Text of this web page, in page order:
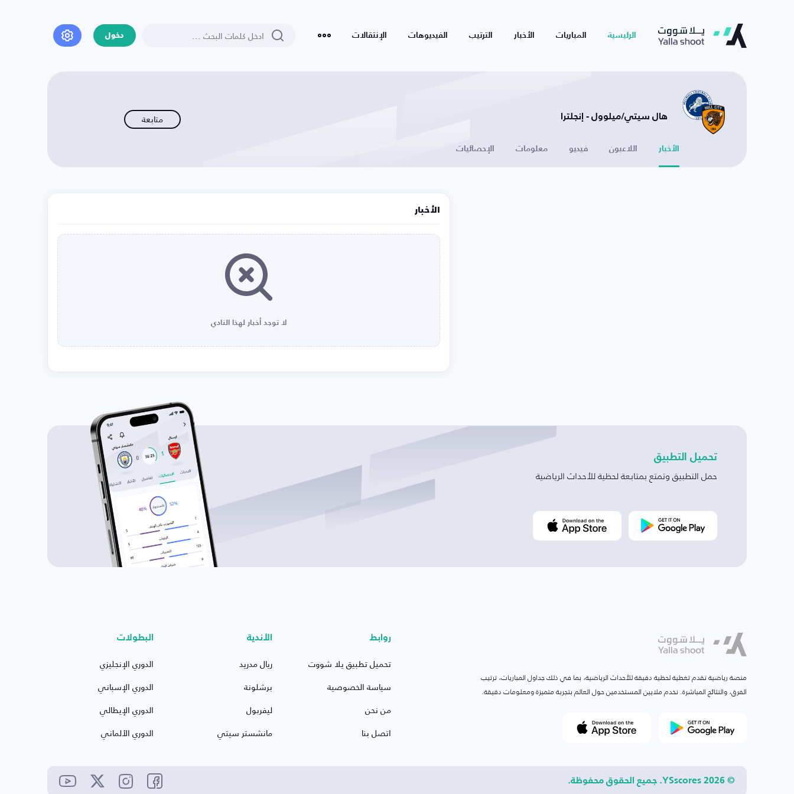
الرئيسية المباريات الأخبار الترتيب الفيديوهات الإنتقالات دخول
هال سيتي/ميلوول - إنجلترا متابعة
الأخبار اللاعبون فيديو معلومات الإحصائيات
الأخبار
لا توجد أخبار لهذا النادي
تحميل التطبيق
حمل التطبيق وتمتع بمتابعة لحظية للأحداث الرياضية
منصة رياضية تقدم تغطية لحظية دقيقة للأحداث الرياضية، بما في ذلك جداول المباريات، ترتيب
الفرق، والنتائج المباشرة. نخدم ملايين المستخدمين حول العالم بتجربة متميزة ومعلومات دقيقة.
روابط
تحميل تطبيق يلا شووت
سياسة الخصوصية
من نحن
اتصل بنا
الأندية
ريال مدريد
برشلونة
ليفربول
مانشستر سيتي
البطولات
الدوري الإنجليزي
الدوري الإسباني
الدوري الإيطالي
الدوري الألماني
© 2026 YSscores. جميع الحقوق محفوظة.